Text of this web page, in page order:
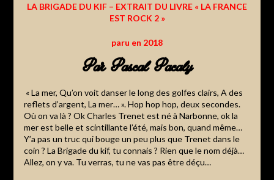
LA BRIGADE DU KIF – EXTRAIT DU LIVRE « LA FRANCE
EST ROCK 2 »
paru en 2018
Par Pascal Pacaly
« La mer, Qu’on voit danser le long des golfes clairs, A des
reflets d’argent, La mer… ». Hop hop hop, deux secondes.
Où on va là ? Ok Charles Trenet est né à Narbonne, ok la
mer est belle et scintillante l’été, mais bon, quand même…
Y’a pas un truc qui bouge un peu plus que Trenet dans le
coin ? La Brigade du kif, tu connais ? Rien que le nom déjà…
Allez, on y va. Tu verras, tu ne vas pas être déçu…